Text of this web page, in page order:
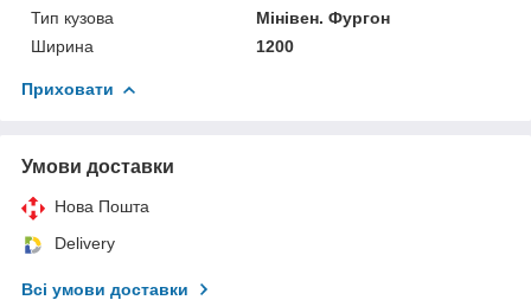
Тип кузова
Мінівен. Фургон
Ширина
1200
Приховати
Умови доставки
Нова Пошта
Delivery
Всі умови доставки